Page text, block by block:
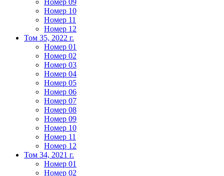
Номер 09
Номер 10
Номер 11
Номер 12
Том 35, 2022 г.
Номер 01
Номер 02
Номер 03
Номер 04
Номер 05
Номер 06
Номер 07
Номер 08
Номер 09
Номер 10
Номер 11
Номер 12
Том 34, 2021 г.
Номер 01
Номер 02